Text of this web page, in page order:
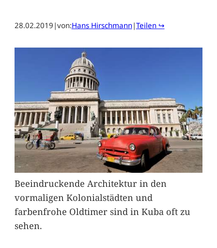
28.02.2019 |von:Hans Hirschmann|Teilen ↪
Beeindruckende Architektur in den
vormaligen Kolonialstädten und
farbenfrohe Oldtimer sind in Kuba oft zu
sehen.